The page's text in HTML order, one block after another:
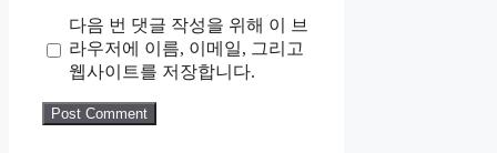
다음 번 댓글 작성을 위해 이 브
라우저에 이름, 이메일, 그리고
웹사이트를 저장합니다.